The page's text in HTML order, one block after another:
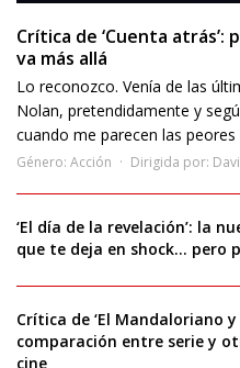
Crítica de ‘Cuenta
va más allá
Lo reconozco. Venía de las
Nolan, pretendidamente y
cuando me parecen las peores
Género: Acción Dirigida por:
‘El día de la revelación’: la
que te deja en shock… pero
Crítica de ‘El Mandaloriano
comparación entre serie y
cine